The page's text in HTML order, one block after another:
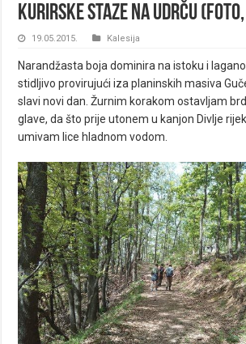
Kurirske staze na Udrču (FOTO,
19.05.2015. Kalesija
Narandžasta boja dominira na istoku i
stidljivo provirujući iza planinskih masiva
slavi novi dan. Žurnim korakom ostavljam
glave, da što prije utonem u kanjon Divlje
umivam lice hladnom vodom.